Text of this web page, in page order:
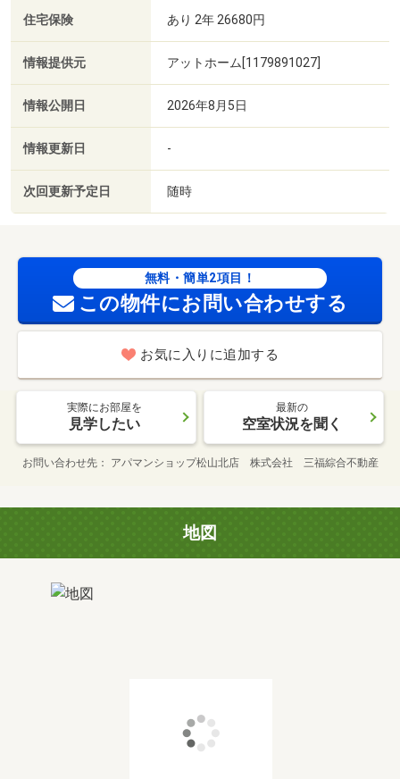
住宅保険 あり 2年 26680円
情報提供元 アットホーム[1179891027]
情報公開日 2026年8月5日
情報更新日 -
次回更新予定日 随時
無料・簡単2項目！
この物件にお問い合わせする
お気に入りに追加する
実際にお部屋を
見学したい
最新の
空室状況を聞く
お問い合わせ先 アパマンショップ松山北店 株式会社 三福綜合不動産
地図